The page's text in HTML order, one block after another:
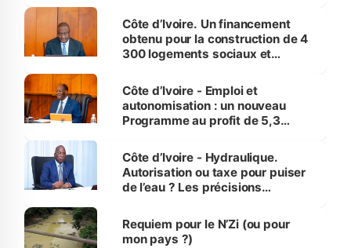
Côte d’Ivoire. Un financement
obtenu pour la construction de 4
300 logements sociaux et
et Yamoussoukro
Côte d’Ivoire - Emploi et
autonomisation : un nouveau
Programme au profit de 5,3
Côte d’Ivoire - Hydraulique.
Autorisation ou taxe pour puiser
de l’eau ? Les précisions
Requiem pour le N’Zi (ou pour
mon pays ?)